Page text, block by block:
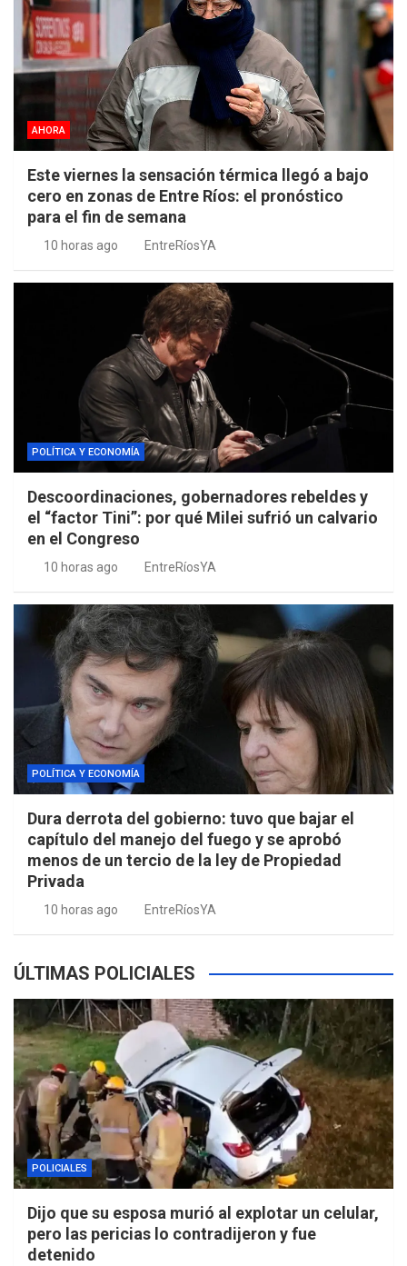
AHORA
Este viernes la sensación térmica llegó a bajo
cero en zonas de Entre Ríos: el pronóstico
para el fin de semana
10 horas ago EntreRíosYA
POLÍTICA Y ECONOMÍA
Descoordinaciones, gobernadores rebeldes y
el “factor Tini”: por qué Milei sufrió un calvario
en el Congreso
10 horas ago EntreRíosYA
POLÍTICA Y ECONOMÍA
Dura derrota del gobierno: tuvo que bajar el
capítulo del manejo del fuego y se aprobó
menos de un tercio de la ley de Propiedad
Privada
10 horas ago EntreRíosYA
ÚLTIMAS POLICIALES
POLICIALES
Dijo que su esposa murió al explotar un celular,
pero las pericias lo contradijeron y fue
detenido